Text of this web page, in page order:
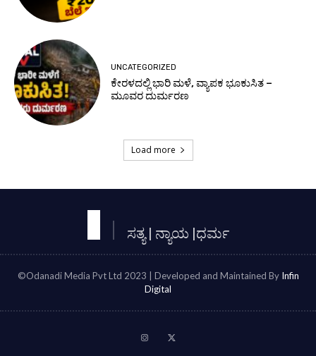
UNCATEGORIZED
ಕೇರಳದಲ್ಲಿ ಭಾರಿ ಮಳೆ, ವ್ಯಾಪಕ ಭೂಕುಸಿತ –
ಮೂವರ ದುರ್ಮರಣ
Load more
ಸತ್ಯ | ನ್ಯಾಯ |ಧರ್ಮ
©Odanadi Media Pvt Ltd 2023 | Developed and Maintained By Infin
Digital